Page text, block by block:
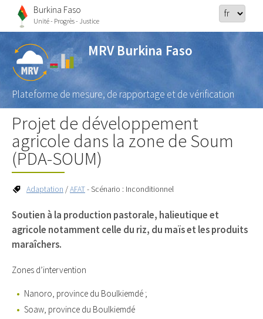
Burkina Faso
Unité - Progrès - Justice
MRV Burkina Faso
Plateforme de mesure, de rapportage et de vérification
Projet de développement
agricole dans la zone de Soum
(PDA-SOUM)
Adaptation /AFAT- Scénario : Inconditionnel
Soutien à la production pastorale, halieutique et
agricole notamment celle du riz, du maïs et les produits
maraîchers.
Zones d’intervention
Nanoro, province du Boulkiemdé ;
Soaw, province du Boulkiemdé